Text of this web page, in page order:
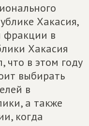
Хакасия,
фракции в
Хакасия
что в этом году
выбирать
в
а также
когда